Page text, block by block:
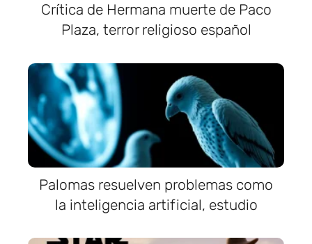
Crítica de Hermana muerte de Paco
Plaza, terror religioso español
Palomas resuelven problemas como
la inteligencia artificial, estudio